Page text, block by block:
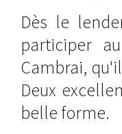
Dès le
participer
Cambrai,
Deux
belle forme.